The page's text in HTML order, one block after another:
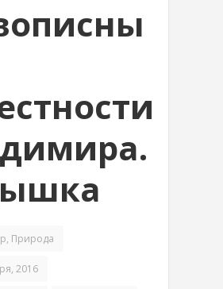
, Природа
2016